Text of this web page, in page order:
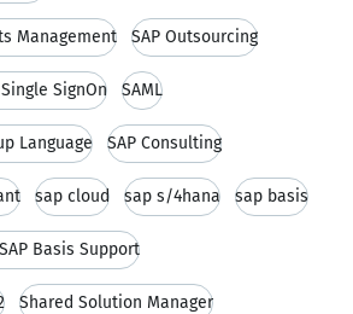
Management SAP Outsourcing
Single SignOn SAML
Language SAP Consulting
sap cloud sap s/4hana sap basis
Basis Support
Shared Solution Manager